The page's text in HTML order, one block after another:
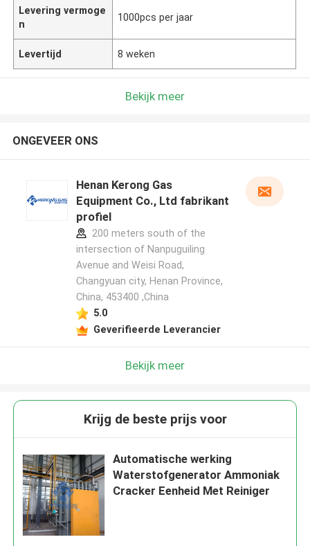
Levering vermoge
n
1000pcs per jaar
Levertijd 8 weken
Bekijk meer
ONGEVEER ONS
Henan Kerong Gas
Equipment Co., Ltd fabrikant
profiel
200 meters south of the
intersection of Nanpuguiling
Avenue and Weisi Road,
Changyuan city, Henan Province,
China, 453400 ,China
5.0
Geverifieerde Leverancier
Bekijk meer
Krijg de beste prijs voor
Automatische werking
Waterstofgenerator Ammoniak
Cracker Eenheid Met Reiniger